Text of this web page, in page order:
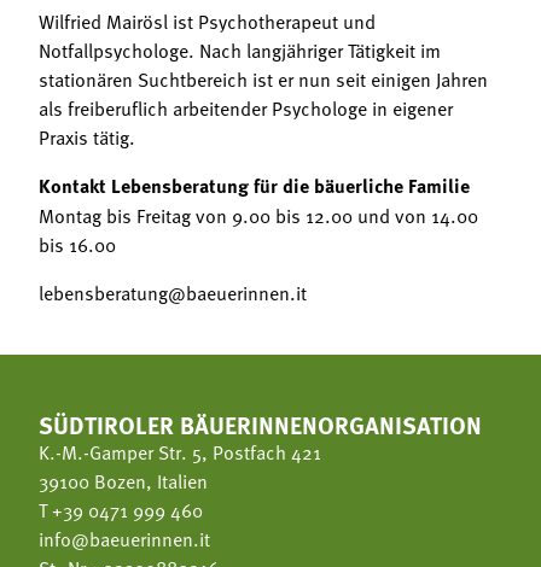
Wilfried Mairösl ist Psychotherapeut und
Notfallpsychologe. Nach langjähriger Tätigkeit im
stationären Suchtbereich ist er nun seit einigen Jahren
als freiberuflich arbeitender Psychologe in eigener
Praxis tätig.
Kontakt Lebensberatung für die bäuerliche Familie
Montag bis Freitag von 9.00 bis 12.00 und von 14.00
bis 16.00
lebensberatung@baeuerinnen.it
SÜDTIROLER BÄUERINNENORGANISATION
K.-M.-Gamper Str. 5, Postfach 421
39100 Bozen, Italien
T+39 0471 999 460
info@baeuerinnen.it